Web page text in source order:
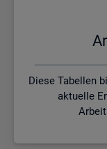
Diese Tabellen
aktuelle